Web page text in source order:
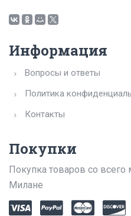
Информация
Вопросы и ответы
Политика
Контакты
Покупки
Покупка товаров со
Милане